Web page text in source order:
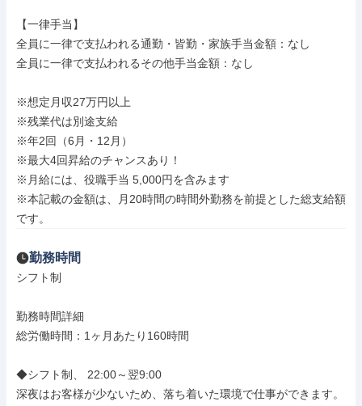
【一律手当】
全員に一律で支払われる通勤・皆勤・家族手当金額：なし
全員に一律で支払われるその他手当金額：なし
※想定月収27万円以上
※残業代は別途支給
※年2回（6月・12月）
※最大4回昇給のチャンスあり！
※月給には、役職手当 5,000円を含みます
※本記載の金額は、月20時間の時間外勤務を前提とした総支給額
です。
勤務時間
シフト制
勤務時間詳細
総労働時間：1ヶ月あたり160時間
◆シフト制、 22:00～翌9:00
深夜はお客様が少ないため、落ち着いた環境で仕事ができます。